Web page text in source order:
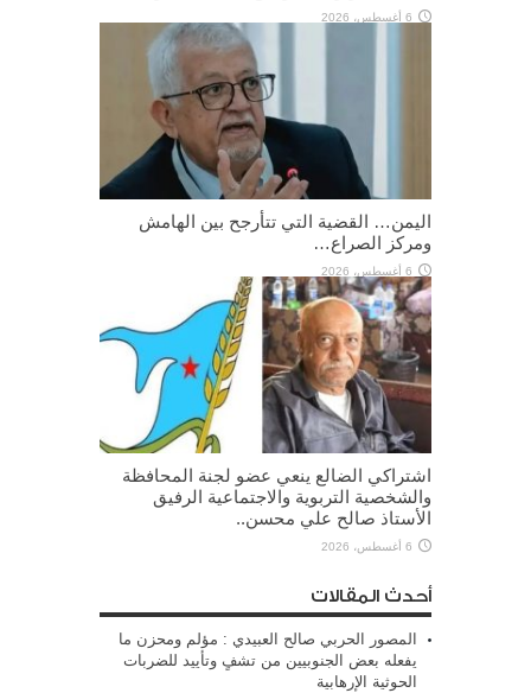
6 أغسطس، 2026
اليمن… القضية التي تتأرجح بين الهامش
ومركز الصراع…
6 أغسطس، 2026
اشتراكي الضالع ينعي عضو لجنة المحافظة
والشخصية التربوية والاجتماعية الرفيق
الأستاذ صالح علي محسن..
6 أغسطس، 2026
أحدث المقالات
المصور الحربي صالح العبيدي : مؤلم ومحزن ما
يفعله بعض الجنوبيين من تشفٍ وتأييد للضربات
الحوثية الإرهابية